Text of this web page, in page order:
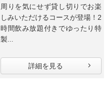
周りを気にせず貸し切りでお楽
しみいただけるコースが登場！2
時間飲み放題付きでゆったり特
製...
詳細を見る